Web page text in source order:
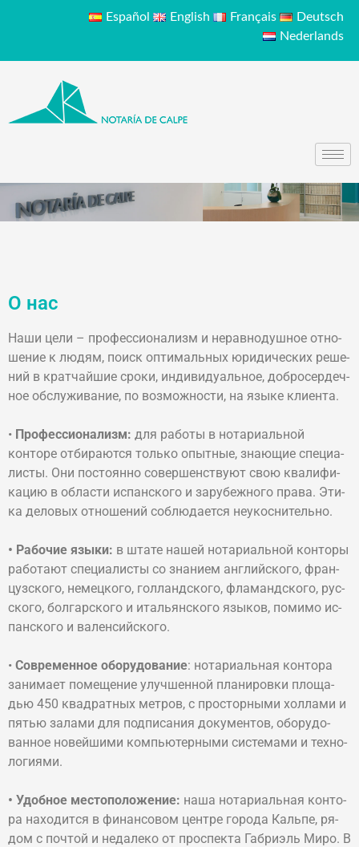
Español English Français
Deutsch
Nederlands
О нас
На­ши цели – про­фес­сио­на­лизм и не­рав­но­душ­ное от­но­
ше­ние к лю­дям, по­иск оп­ти­маль­ных юри­ди­че­ских ре­ше­
ний в крат­чай­шие сро­ки, ин­ди­ви­ду­аль­ное, доб­ро­сер­деч­
ное об­слу­жи­ва­ние, по воз­мож­но­сти, на язы­ке кли­ен­та.
• Про­фес­сио­на­лизм: для работы в нотариальной
конторе отбираются только опыт­ные, знаю­щие спе­циа­
ли­сты. Они по­сто­ян­но со­вер­шен­ст­ву­ют свою ква­ли­фи­
ка­цию в об­лас­ти ис­пан­ско­го и за­ру­беж­но­го пра­ва. Эти­
ка де­ло­вых от­но­ше­ний соблюдается неукоснительно.
• Ра­бо­чие язы­ки: в шта­те нашей но­та­ри­аль­ной кон­то­ры
ра­бо­та­ют спе­циа­ли­сты со зна­ни­ем анг­лий­ско­го, фран­
цуз­ско­го, не­мец­ко­го, гол­ланд­ско­го, фла­манд­ско­го, рус­
ско­го, бол­гар­ско­го и италь­ян­ско­го язы­ков, по­ми­мо ис­
пан­ско­го и ва­лен­сий­ско­го.
• Со­вре­мен­ное обо­ру­до­ва­ние: но­та­ри­аль­ная кон­то­ра
за­ни­ма­ет по­ме­ще­ние улуч­шен­ной пла­ни­ров­ки пло­ща­
дью 450 квад­рат­ных мет­ров, с про­сто­рны­ми хол­ла­ми и
пя­тью за­ла­ми для под­пи­са­ния до­ку­мен­тов, обо­ру­до­
ван­ное но­вей­ши­ми ком­пь­ю­тер­ны­ми сис­те­ма­ми и тех­но­
ло­гия­ми.
• Удоб­ное ме­сто­по­ло­же­ние: на­ша но­та­ри­аль­ная кон­то­
ра на­хо­дит­ся в фи­нан­со­вом цен­тре го­ро­да Каль­пе, ря­
дом с по­чтой и не­да­ле­ко от про­спек­та Габ­ри­эль Ми­ро. В